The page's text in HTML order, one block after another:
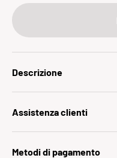
Descrizione
Assistenza clienti
Metodi di pagamento